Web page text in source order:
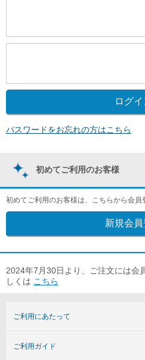
パスワードをお忘れの方はこちら
初めてご利用のお客様
初めてご利用のお客様は、こちらから会員
2024年7月30日より、ご注文には会
しくは こちら
ご利用にあたって
ご利用ガイド